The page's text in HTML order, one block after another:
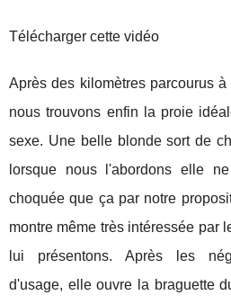
Télécharger cette vidéo
Après des kilomètres parcourus
nous trouvons enfin la proie
sexe. Une belle blonde sort de
lorsque nous l'abordons elle
choquée que ça par notre
montre même très intéressée par
lui présentons. Après les
d'usage, elle ouvre la braguette